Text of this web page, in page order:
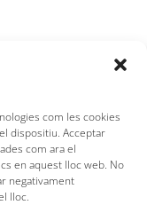
com les cookies
dispositiu. Acceptar
com ara el
en aquest lloc web. No
negativament
lloc.